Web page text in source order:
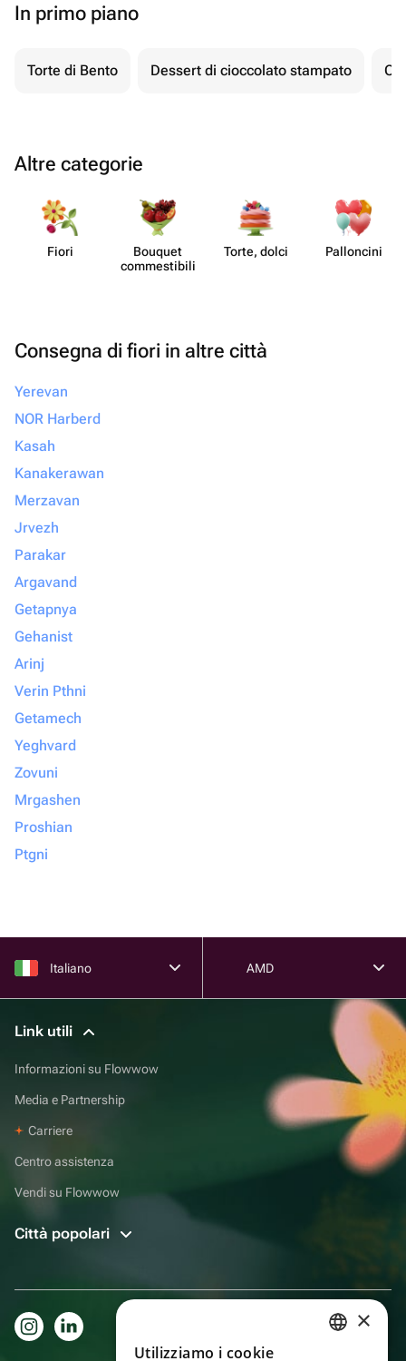
In primo piano
Torte di Bento Dessert di cioccolato stampato
Altre categorie
Fiori
Bouquet
commes​tibili
Torte, dolci Pall​oncini
Consegna di fiori in altre città
Yerevan
NOR Harberd
Kasah
Kanakerawan
Merzavan
Jrvezh
Parakar
Argavand
Getapnya
Gehanist
Arinj
Verin Pthni
Getamech
Yeghvard
Zovuni
Mrgashen
Proshian
Ptgni
Italiano AMD
Link utili
Informazioni su Flowwow
Media e Partnership
Carriere
Centro assistenza
Vendi su Flowwow
Città popolari
×
Utilizziamo i cookie